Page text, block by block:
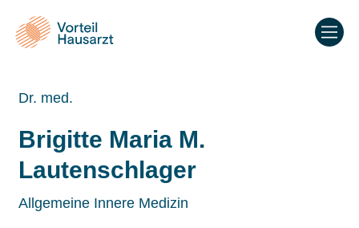
Dr. med.
Brigitte Maria M.
Lautenschlager
Allgemeine Innere Medizin